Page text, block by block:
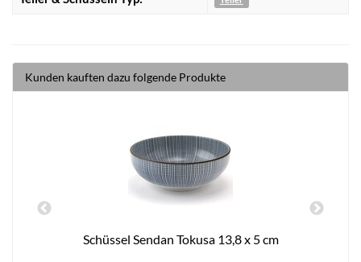
Kunden kauften dazu folgende Produkte
Schüssel Sendan Tokusa 13,8 x 5 cm